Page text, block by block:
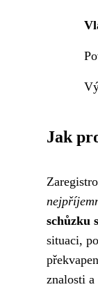
Jak
schůzku
situaci,
znalosti a